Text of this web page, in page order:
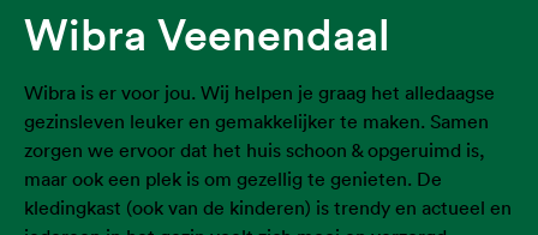
Wibra Veenendaal
Wibra is er voor jou. Wij helpen je graag het alledaagse
gezinsleven leuker en gemakkelijker te maken. Samen
zorgen we ervoor dat het huis schoon & opgeruimd is,
maar ook een plek is om gezellig te genieten. De
kledingkast (ook van de kinderen) is trendy en actueel en